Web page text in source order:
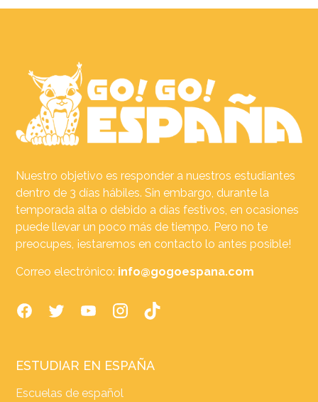
Nuestro objetivo es responder a nuestros estudiantes
dentro de 3 días hábiles. Sin embargo, durante la
temporada alta o debido a días festivos, en ocasiones
puede llevar un poco más de tiempo. Pero no te
preocupes, ¡estaremos en contacto lo antes posible!
Correo electrónico: info@gogoespana.com
ESTUDIAR EN ESPAÑA
Escuelas de español